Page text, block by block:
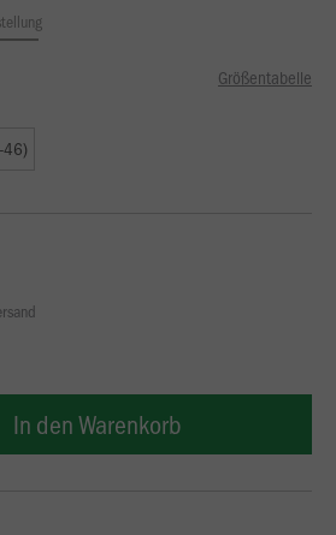
Größentabelle
In den Warenkorb